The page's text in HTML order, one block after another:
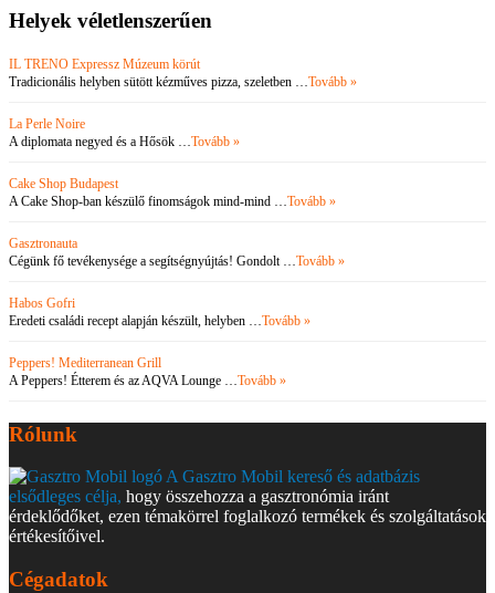
Helyek véletlenszerűen
IL TRENO Expressz Múzeum körút
Tradicionális helyben sütött kézműves pizza, szeletben …Tovább »
La Perle Noire
A diplomata negyed és a Hősök …Tovább »
Cake Shop Budapest
A Cake Shop-ban készülő finomságok mind-mind …Tovább »
Gasztronauta
Cégünk fő tevékenysége a segítségnyújtás! Gondolt …Tovább »
Habos Gofri
Eredeti családi recept alapján készült, helyben …Tovább »
Peppers! Mediterranean Grill
A Peppers! Étterem és az AQVA Lounge …Tovább »
Rólunk
A Gasztro Mobil kereső és adatbázis
elsődleges célja, hogy összehozza a gasztronómia iránt
érdeklődőket, ezen témakörrel foglalkozó termékek és szolgáltatások
értékesítőivel.
Cégadatok